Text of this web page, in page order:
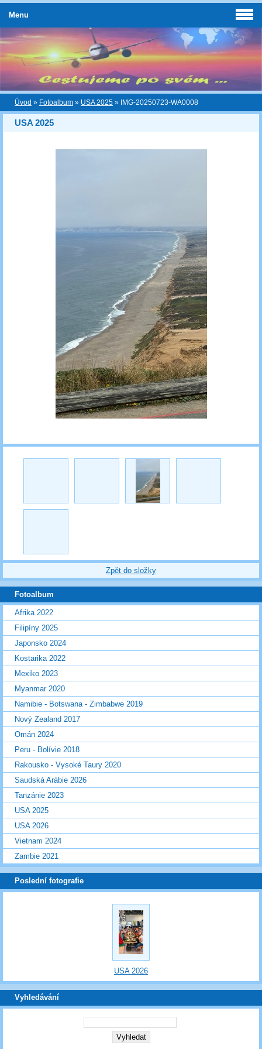
Úvod » Fotoalbum » USA 2025 » IMG-20250723-WA0008
USA 2025
Zpět do složky
Menu
Fotoalbum
Afrika 2022
Filipíny 2025
Japonsko 2024
Kostarika 2022
Mexiko 2023
Myanmar 2020
Namibie - Botswana - Zimbabwe 2019
Nový Zealand 2017
Omán 2024
Peru - Bolívie 2018
Rakousko - Vysoké Taury 2020
Saudská Arábie 2026
Tanzánie 2023
USA 2025
USA 2026
Vietnam 2024
Zambie 2021
Poslední fotografie
USA 2026
Vyhledávání